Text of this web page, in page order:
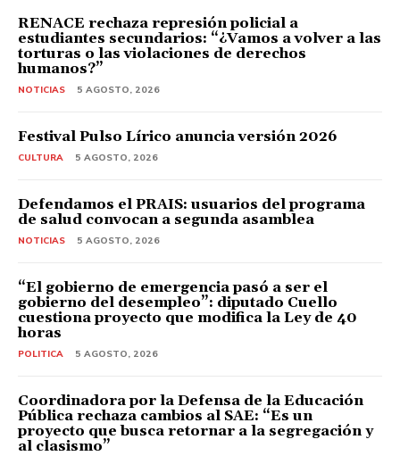
RENACE rechaza represión policial a
estudiantes secundarios: “¿Vamos a volver a las
torturas o las violaciones de derechos
humanos?”
NOTICIAS 5 AGOSTO, 2026
Festival Pulso Lírico anuncia versión 2026
CULTURA 5 AGOSTO, 2026
Defendamos el PRAIS: usuarios del programa
de salud convocan a segunda asamblea
NOTICIAS 5 AGOSTO, 2026
“El gobierno de emergencia pasó a ser el
gobierno del desempleo”: diputado Cuello
cuestiona proyecto que modifica la Ley de 40
horas
POLITICA 5 AGOSTO, 2026
Coordinadora por la Defensa de la Educación
Pública rechaza cambios al SAE: “Es un
proyecto que busca retornar a la segregación y
al clasismo”